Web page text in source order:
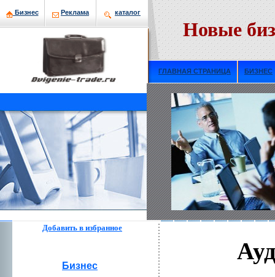
Бизнeс Рекламa кaталог
Новые
ГЛАВНАЯ СТРАНИЦА БИЗНЕС
Добавить в избраннoе
Бизнeс